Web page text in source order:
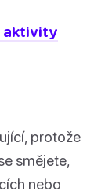
aktivity
protože
smějete,
nebo